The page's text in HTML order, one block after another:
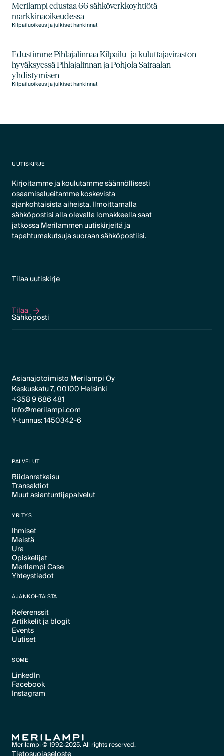
Merilampi edustaa 66 sähköverkkoyhtiötä
markkinaoikeudessa
Kilpailuoikeus ja julkiset hankinnat
Edustimme Pihlajalinnaa Kilpailu- ja kuluttajaviraston
hyväksyessä Pihlajalinnan ja Pohjola Sairaalan
yhdistymisen
Kilpailuoikeus ja julkiset hankinnat
UUTISKIRJE
Kirjoitamme ja koulutamme säännöllisesti
osaamisalueitamme koskevista
ajankohtaisista aiheista. Ilmoittamalla
sähköpostisi alla olevalla lomakkeella saat
jatkossa Merilammen uutiskirjeitä ja
tapahtumakutsuja suoraan sähköpostiisi.
Tilaa uutiskirje
Tilaa
Tilaa
Asianajotoimisto Merilampi Oy
Keskuskatu 7, 00100 Helsinki
+358 9 686 481
info@merilampi.com
Y-tunnus: 1450342-6
PALVELUT
Riidanratkaisu
Text Link
Transaktiot
Text Link
Muut asiantuntijapalvelut
YRITYS
Ihmiset
Text Link
Meistä
Text Link
Ura
Text Link
Opiskelijat
Text Link
Merilampi Case
Text Link
Yhteystiedot
AJANKOHTAISTA
Referenssit
Text Link
Artikkelit ja blogit
Text Link
Events
Text Link
Uutiset
SOME
LinkedIn
Text Link
Facebook
Text Link
Instagram
Merilampi © 1992-2025. All rights reserved.